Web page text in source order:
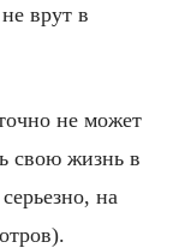
врут в
не может
свою жизнь в
на